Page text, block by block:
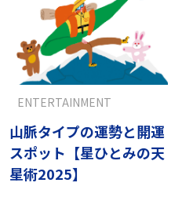
山脈タイプの運勢と開運
スポット【星ひとみの天
星術2025】
ENTERTAINMENT